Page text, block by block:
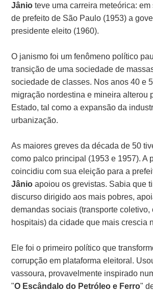
Jânioteve uma carreira meteórica:
de prefeito de São Paulo (1953) a
presidente eleito (1960).
O janismo foi um fenômeno político
transição de uma sociedade de
sociedade de classes. Nos anos 40 e
migração nordestina e mineira alterou
Estado, tal como a expansão da
urbanização.
As maiores greves da década de 50
como palco principal (1953 e 1957). A
coincidiu com sua eleição para a
Jânioapoiou os grevistas. Sabia que
discurso dirigido aos mais pobres,
demandas sociais (transporte coletivo,
hospitais) da cidade que mais crescia
Ele foi o primeiro político que
corrupção em plataforma eleitoral.
vassoura, provavelmente inspirado
"O Escândalo do Petróleo e Ferro"